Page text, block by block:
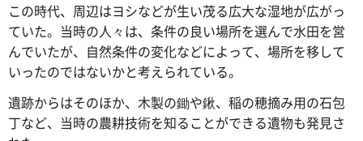
この時代、周辺はヨシなどが生い茂る広大な湿地が広がっ
ていた。当時の人々は、条件の良い場所を選んで水田を営
んでいたが、自然条件の変化などによって、場所を移して
いったのではないかと考えられている。
遺跡からはそのほか、木製の鋤や鍬、稲の穂摘み用の石包
丁など、当時の農耕技術を知ることができる遺物も発見さ